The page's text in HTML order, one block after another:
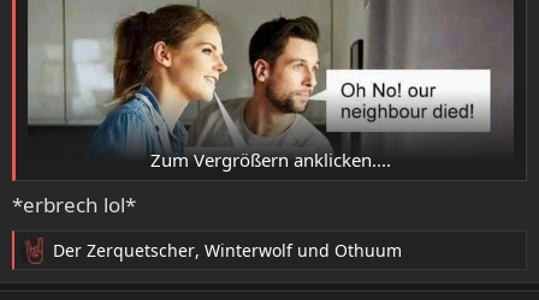
Zum Vergrößern anklicken....
*erbrech lol*
R
e
Der Zerquetscher, Winterwolfund Othuum